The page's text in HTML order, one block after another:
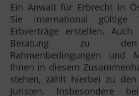
Ein Anwalt für Erbrecht in
Sie international gültige
Erbverträge erstellen. Auch
Beratung zu den
Rahmenbedingungen und
Ihnen in diesem
stehen, zählt hierbei zu
Juristen. Insbesondere